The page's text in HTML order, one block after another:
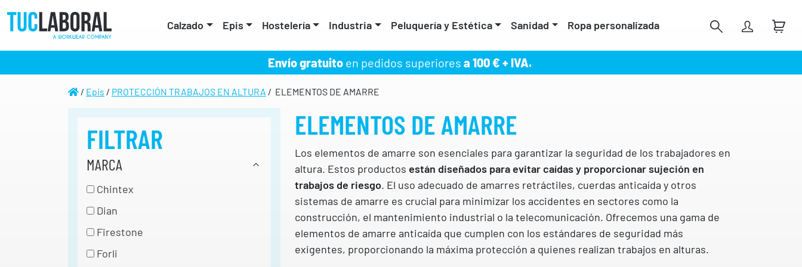
Calzado Epis Hostelería Industria Peluquería y Estética Sanidad Ropa personalizada
Envío gratuito en pedidos superiores a 100 € + IVA.
/ Epis / PROTECCIÓN TRABAJOS EN ALTURA / ELEMENTOS DE AMARRE
ELEMENTOS DE AMARRE
Los elementos de amarre son esenciales para garantizar la seguridad de los trabajadores en
altura. Estos productos están diseñados para evitar caídas y proporcionar sujeción en
trabajos de riesgo. El uso adecuado de amarres retráctiles, cuerdas anticaída y otros
sistemas de amarre es crucial para minimizar los accidentes en sectores como la
construcción, el mantenimiento industrial o la telecomunicación. Ofrecemos una gama de
elementos de amarre anticaída que cumplen con los estándares de seguridad más
exigentes, proporcionando la máxima protección a quienes realizan trabajos en alturas.
FILTRAR
MARCA
Chintex
Dian
Firestone
Forli